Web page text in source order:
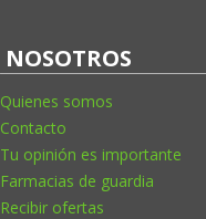
NOSOTROS
Quienes somos
Contacto
Tu opinión es importante
Farmacias de guardia
Recibir ofertas